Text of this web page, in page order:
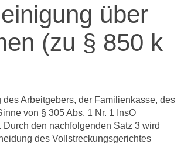
über
(zu § 850 k
Arbeitgebers, der Familienkasse, des
von § 305 Abs. 1 Nr. 1 InsO
den nachfolgenden Satz 3 wird
des Vollstreckungsgerichtes